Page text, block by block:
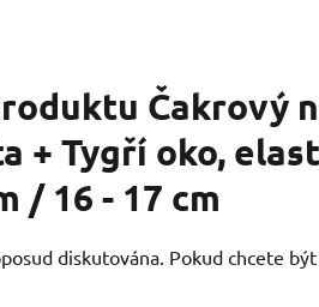
Čakrový
+ Tygří oko,
/ 16 - 17 cm
diskutována. Pokud chcete